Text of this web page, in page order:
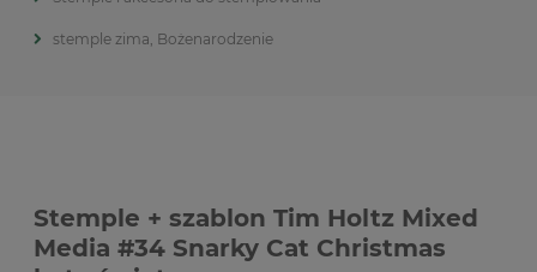
stemple zima, Bożenarodzenie
Stemple + szablon Tim Holtz Mixed
Media #34 Snarky Cat Christmas